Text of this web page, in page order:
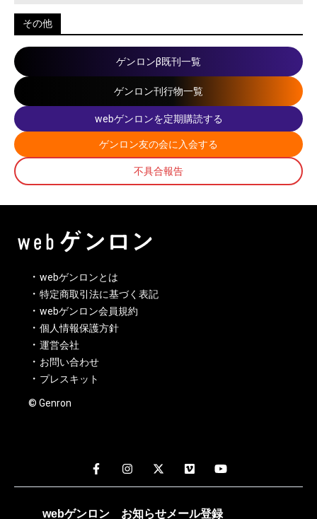
その他
ゲンロンβ既刊一覧
ゲンロン刊行物一覧
webゲンロンを定期購読する
ゲンロン友の会に入会する
不具合報告
webゲンロンとは
特定商取引法に基づく表記
webゲンロン会員規約
個人情報保護方針
運営会社
お問い合わせ
プレスキット
© Genron
webゲンロン お知らせメール登録